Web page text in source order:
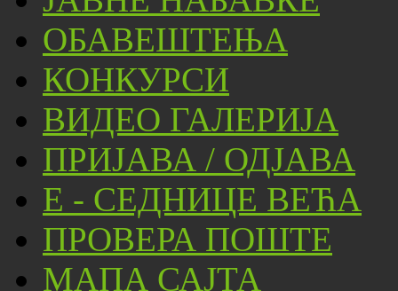
ОБАВЕШТЕЊА
КОНКУРСИ
ВИДЕО ГАЛЕРИЈА
ПРИЈАВА / ОДЈАВА
Е - СЕДНИЦЕ ВЕЋА
ПРОВЕРА ПОШТЕ
МАПА САЈТА